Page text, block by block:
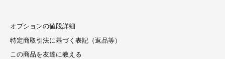
オプションの値段詳細
特定商取引法に基づく表記（返品等）
この商品を友達に教える